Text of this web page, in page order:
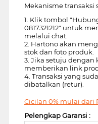
Mekanisme transaksi
1. Klik tombol
0817321212" untuk
melalui chat.
2. Hartono akan
stok dan foto produk.
3. Jika setuju dengan
memberikan link
4. Transaksi yang
dibatalkan (retur).
Cicilan 0% mulai dari
Pelengkap Garansi :